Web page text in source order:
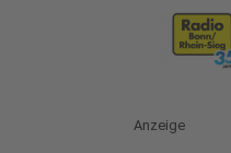
Anzeige